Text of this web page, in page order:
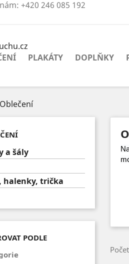
+420 246 085 192
PLAKÁTY DOPLŇKY
Oblečení
a šály
halenky, trička
PODLE